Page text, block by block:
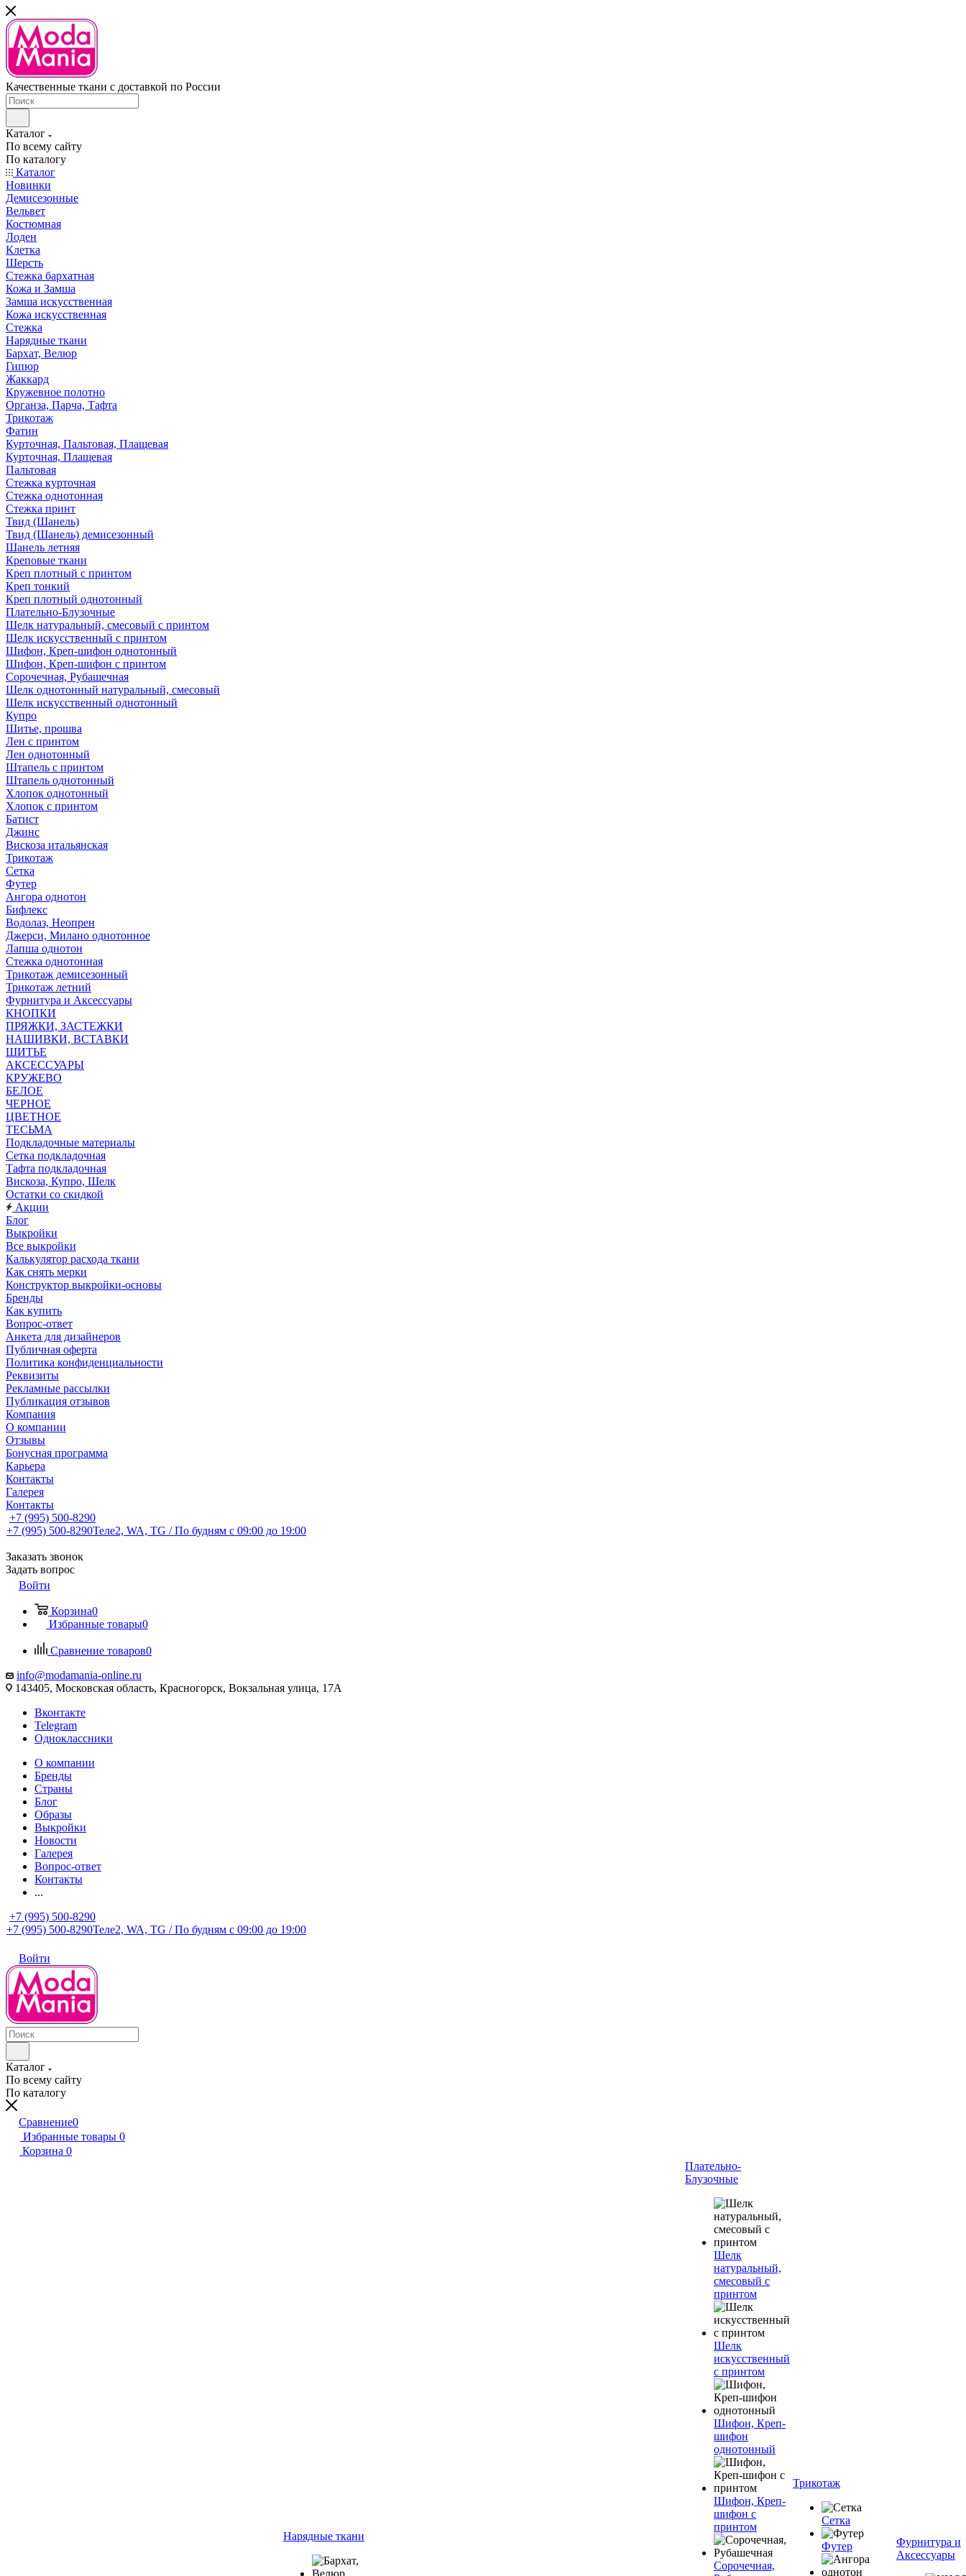
Качественные ткани с доставкой по России
Каталог
По всему сайту
По каталогу
Каталог
Новинки
Демисезонные
Вельвет
Костюмная
Лоден
Клетка
Шерсть
Стежка бархатная
Кожа и Замша
Замша искусственная
Кожа искусственная
Стежка
Нарядные ткани
Бархат, Велюр
Гипюр
Жаккард
Кружевное полотно
Органза, Парча, Тафта
Трикотаж
Фатин
Курточная, Пальтовая, Плащевая
Курточная, Плащевая
Пальтовая
Стежка курточная
Стежка однотонная
Стежка принт
Твид (Шанель)
Твид (Шанель) демисезонный
Шанель летняя
Креповые ткани
Креп плотный с принтом
Креп тонкий
Креп плотный однотонный
Плательно-Блузочные
Шелк натуральный, смесовый с принтом
Шелк искусственный с принтом
Шифон, Креп-шифон однотонный
Шифон, Креп-шифон с принтом
Сорочечная, Рубашечная
Шелк однотонный натуральный, смесовый
Шелк искусственный однотонный
Купро
Шитье, прошва
Лен с принтом
Лен однотонный
Штапель с принтом
Штапель однотонный
Хлопок однотонный
Хлопок с принтом
Батист
Джинс
Вискоза итальянская
Трикотаж
Сетка
Футер
Ангора однотон
Бифлекс
Водолаз, Неопрен
Джерси, Милано однотонное
Лапша однотон
Стежка однотонная
Трикотаж демисезонный
Трикотаж летний
Фурнитура и Аксессуары
КНОПКИ
ПРЯЖКИ, ЗАСТЕЖКИ
НАШИВКИ, ВСТАВКИ
ШИТЬЕ
АКСЕССУАРЫ
КРУЖЕВО
БЕЛОЕ
ЧЕРНОЕ
ЦВЕТНОЕ
ТЕСЬМА
Подкладочные материалы
Сетка подкладочная
Тафта подкладочная
Вискоза, Купро, Шелк
Остатки со скидкой
Акции
Блог
Выкройки
Все выкройки
Калькулятор расхода ткани
Как снять мерки
Конструктор выкройки-основы
Бренды
Как купить
Вопрос-ответ
Анкета для дизайнеров
Публичная оферта
Политика конфиденциальности
Реквизиты
Рекламные рассылки
Публикация отзывов
Компания
О компании
Отзывы
Бонусная программа
Карьера
Контакты
Галерея
Контакты
+7 (995) 500-8290
+7 (995) 500-8290Теле2, WA, TG / По будням c 09:00 до 19:00
Заказать звонок
Задать вопрос
Войти
Корзина0
Избранные товары0
Сравнение товаров0
info@modamania-online.ru
143405, Московская область, Красногорск, Вокзальная улица, 17А
Вконтакте
Telegram
Одноклассники
О компании
Бренды
Страны
Блог
Образы
Выкройки
Новости
Галерея
Вопрос-ответ
Контакты
...
+7 (995) 500-8290
+7 (995) 500-8290Теле2, WA, TG / По будням c 09:00 до 19:00
Войти
Каталог
По всему сайту
По каталогу
Сравнение0
Избранные товары 0
Корзина 0
Нарядные ткани
Плательно-
Блузочные
Шелк
натуральный,
смесовый с
принтом
Шелк
искусственный
с принтом
Шифон, Креп-
шифон
однотонный
Шифон, Креп-
шифон с
принтом
Сорочечная,
Трикотаж
Сетка
Футер
Фурнитура и
Аксессуары